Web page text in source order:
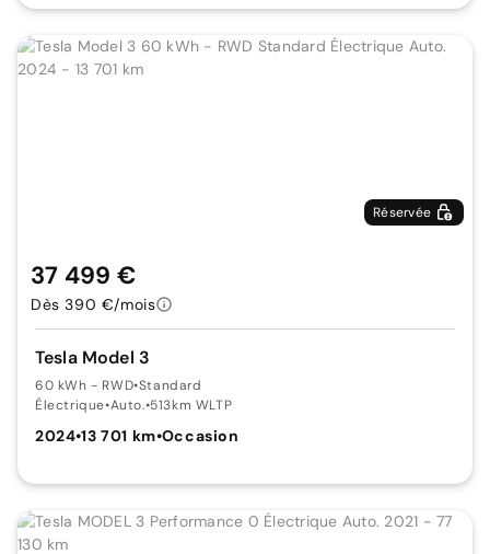
Réservée
Tesla Model 3
60 kWh - RWD•Standard
Électrique•Auto.•513km WLTP
2024•13 701 km•Occasion
37 499 €
Dès 390 €/mois